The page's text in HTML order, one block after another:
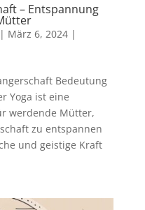
– Entspannung
März 6, 2024|
Bedeutung
Yoga ist eine
werdende Mütter,
zu entspannen
und geistige Kraft